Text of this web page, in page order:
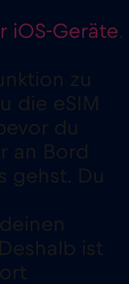
iOS-Geräte.
zu
die eSIM
du
an Bord
gehst. Du
ist